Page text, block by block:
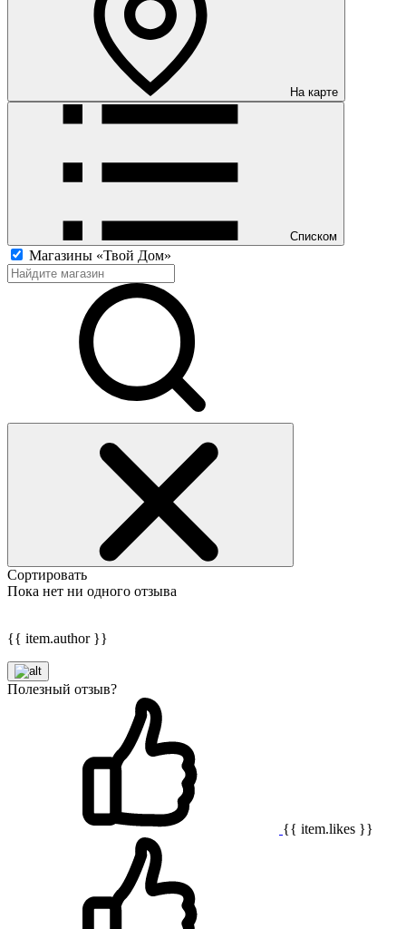
На карте
Списком
Магазины «Твой Дом»
Сортировать
Пока нет ни одного отзыва
{{ item.author }}
Полезный отзыв?
{{ item.likes }}